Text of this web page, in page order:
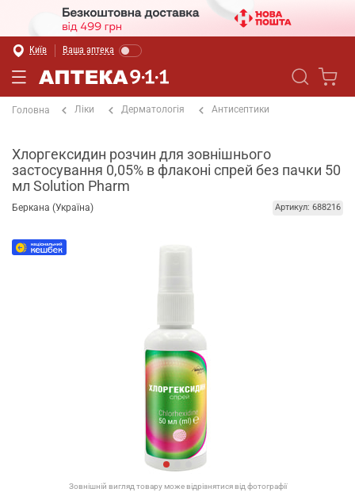
Київ Ваша аптека
Головна Ліки Дерматологія Антисептики
Хлоргексидин розчин для зовнішнього
застосування 0,05% в флаконі спрей без пачки 50
мл Solution Pharm
Беркана (Україна) Артикул: 688216
Зовнішній вигляд товару може відрізнятися від фотографії